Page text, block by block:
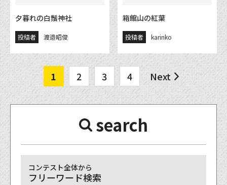
夕暮れの白鬚神社
投稿者 渡邉昭俊
箱館山の紅葉
投稿者 karinko
1 2 3 4 Next
search
コンテスト全体から
フリーワード検索